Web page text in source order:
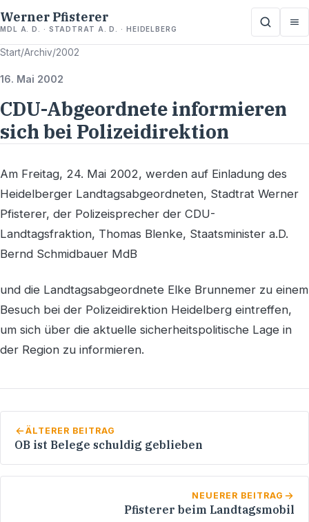
Werner Pfisterer
MDL A. D. · STADTRAT A. D. · HEIDELBERG
Start/Archiv/2002
16. Mai 2002
CDU-Abgeordnete informieren
sich bei Polizeidirektion
Am Freitag, 24. Mai 2002, werden auf Einladung des
Heidelberger Landtagsabgeordneten, Stadtrat Werner
Pfisterer, der Polizeisprecher der CDU-
Landtagsfraktion, Thomas Blenke, Staatsminister a.D.
Bernd Schmidbauer MdB
und die Landtagsabgeordnete Elke Brunnemer zu einem
Besuch bei der Polizeidirektion Heidelberg eintreffen,
um sich über die aktuelle sicherheitspolitische Lage in
der Region zu informieren.
ÄLTERER BEITRAG
OB ist Belege schuldig geblieben
NEUERER BEITRAG
Pfisterer beim Landtagsmobil